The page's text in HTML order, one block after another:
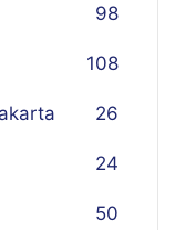
98
108
26
24
50